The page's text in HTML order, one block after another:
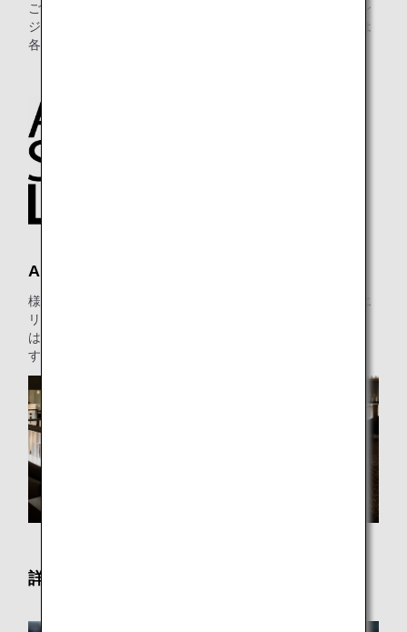
ご注意：日本国外の空港にてお乗り継ぎの場合には、ラウン
ジ入室基準が異なる場合がございます。入室基準に関しては
各運航会社にお問い合わせください。
ANA SUITE LOUNGE
様々なお食事メニューとゆったりした座席（プライベートエ
リア、ワークエリアを含む）を備え、ANA SUITE LOUNGE
はご出発の前に完璧なおくつろぎの場所をご用意していま
す。
詳細